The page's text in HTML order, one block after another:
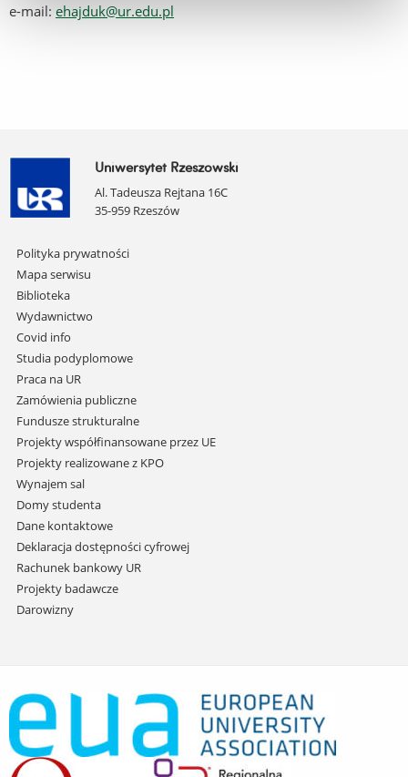
e-mail: ehajduk@ur.edu.pl
Uniwersytet Rzeszowski
Al. Tadeusza Rejtana 16C
35-959 Rzeszów
Pomiń
nawigację
i
przejdź
do
treści
Polityka prywatności
Mapa serwisu
Biblioteka
Wydawnictwo
Covid info
Studia podyplomowe
Praca na UR
Zamówienia publiczne
Fundusze strukturalne
Projekty współfinansowane przez UE
Projekty realizowane z KPO
Wynajem sal
Domy studenta
Dane kontaktowe
Deklaracja dostępności cyfrowej
Rachunek bankowy UR
Projekty badawcze
Darowizny